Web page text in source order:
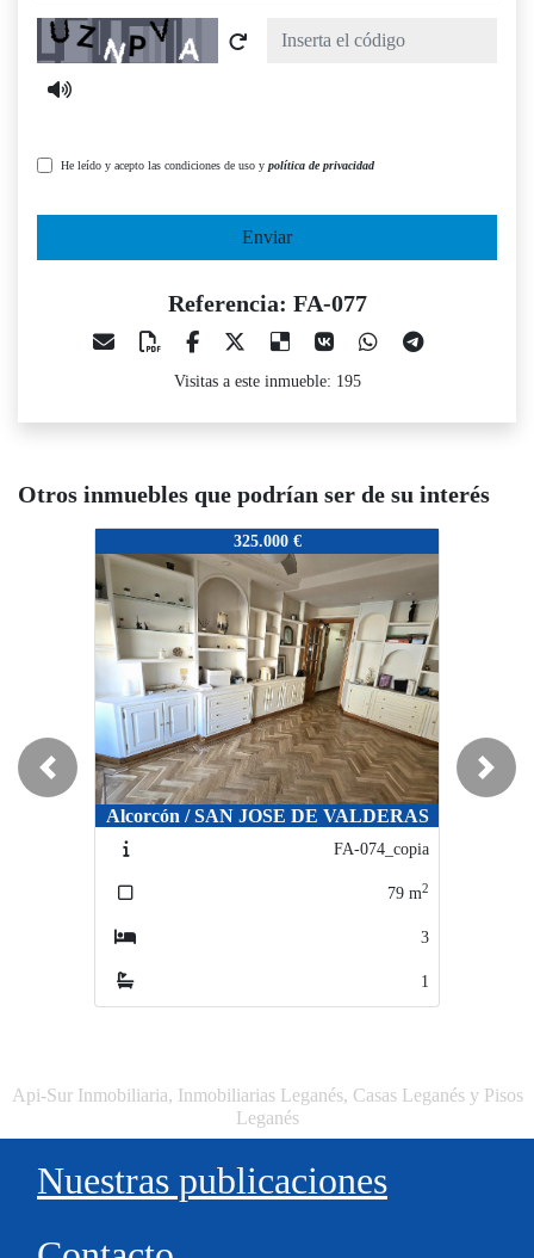
Captcha
He leído y acepto las condiciones de uso y política de privacidad
Enviar
Referencia: FA-077
Visitas a este inmueble: 195
Otros inmuebles que podrían ser de su interés
325.000 €
Alcorcón / SAN JOSE DE VALDERAS
FA-074_copia
2
FA-077
Alcorcón / SAN JOSE DE VALDERAS
FA-074_copia
Previous Next
Api-Sur Inmobiliaria, Inmobiliarias Leganés, Casas Leganés y Pisos
Leganés
Nuestras publicaciones